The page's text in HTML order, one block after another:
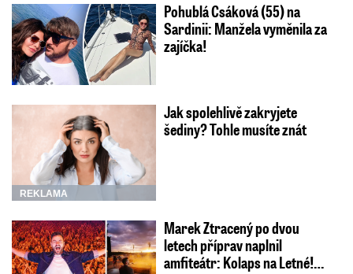
Pohublá Csáková (55) na
Sardinii: Manžela vyměnila za
zajíčka!
REKLAMA
Jak spolehlivě zakryjete
šediny? Tohle musíte znát
Marek Ztracený po dvou
letech příprav naplnil
amfiteátr: Kolaps na Letné!…